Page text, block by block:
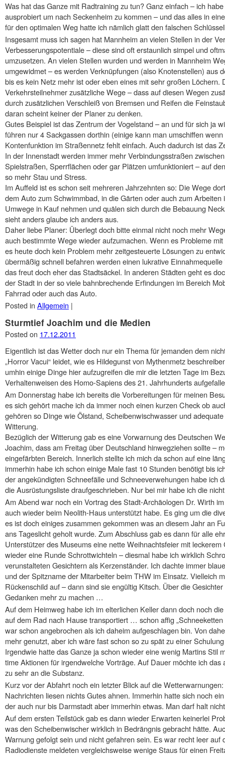
Was hat das Ganze mit Radtraining zu tun? Ganz einfach – ich
ausprobiert um nach Seckenheim zu kommen – und das alles in
für den optimalen Weg hatte ich nämlich glatt den falschen
Insgesamt muss ich sagen hat Mannheim an vielen Stellen in der
Verbesserungspotentiale – diese sind oft erstaunlich simpel und
umzusetzen. An vielen Stellen wurden und werden in Mannheim
umgewidmet – es werden Verknüpfungen (also Knotenstellen) aus
bis es kein Netz mehr ist oder eben eines mit sehr großen Löchern.
Verkehrsteilnehmer zusätzliche Wege – dass auf diesen Wegen
durch zusätzlichen Verschleiß von Bremsen und Reifen die
daran scheint keiner der Planer zu denken.
Gutes Beispiel ist das Zentrum der Vogelstand – an und für sich ja
führen nur 4 Sackgassen dorthin (einige kann man umschiffen
Kontenfunktion im Straßennetz fehlt einfach. Auch dadurch ist das
In der Innenstadt werden immer mehr Verbindungsstraßen
Spielstraßen, Sperrflächen oder gar Plätzen umfunktioniert – auf
so mehr Stau und Stress.
Im Auffeld ist es schon seit mehreren Jahrzehnten so: Die Wege
dem Auto zum Schwimmbad, in die Gärten oder auch zum
Umwege in Kauf nehmen und quälen sich durch die Bebauung
sieht anders glaube ich anders aus.
Daher liebe Planer: Überlegt doch bitte einmal nicht noch mehr
auch bestimmte Wege wieder aufzumachen. Wenn es Probleme
es heute doch kein Problem mehr zeitgesteuerte Lösungen zu
übermäßig schnell befahren werden einen lukrative
das freut doch eher das Stadtsäckel. In anderen Städten geht es
der Stadt in der so viele bahnbrechende Erfindungen im Bereich
Fahrrad oder auch das Auto.
Posted in Allgemein |
Sturmtief Joachim und die Medien
Posted on 17.12.2011
Eigentlich ist das Wetter doch nur ein Thema für jemanden dem
„Horror Vacui“ leidet, wie es Hildegunst von Mythenmetz
umhin einige Dinge hier aufzugreifen die mir die letzten Tage im
Verhaltenweisen des Homo-Sapiens des 21. Jahrhunderts
Am Donnerstag habe ich bereits die Vorbereitungen für meinen
es sich gehört mache ich da immer noch einen kurzen Check ob
gehören so Dinge wie Ölstand, Scheibenwischwasser und
Witterung.
Bezüglich der Witterung gab es eine Vorwarnung des Deutschen
Joachim, dass am Freitag über Deutschland hinwegziehen sollte –
eingefärbten Bereich. Innerlich stellte ich mich da schon auf eine
immerhin habe ich schon einige Male fast 10 Stunden benötigt bis
der angekündigten Schneefälle und Schneeverwehungen habe ich
die Ausrüstungsliste draufgeschrieben. Nur bei mir habe ich die
Am Abend war noch ein Vortrag des Stadt-Archäologen Dr. Wirth
auch wieder beim Neolith-Haus unterstützt habe. Es ging um die
es ist doch einiges zusammen gekommen was an diesem Jahr an
ans Tageslicht geholt wurde. Zum Abschluss gab es dann für alle
Unterstützer des Museums eine nette Weihnachtsfeier mit
wieder eine Runde Schrottwichteln – diesmal habe ich wirklich
verunstalteten Gesichtern als Kerzenständer. Ich dachte immer
und der Spitzname der Mitarbeiter beim THW im Einsatz. Vielleich
Rückenschild auf – dann sind sie engültig Kitsch. Über die
Gedanken mehr zu machen …
Auf dem Heimweg habe ich im elterlichen Keller dann doch noch
auf dem Rad nach Hause transportiert … schon affig
war schon angebrochen als ich daheim aufgeschlagen bin. Von
mehr genutzt, aber ich wäre fast schon so zu spät zu einer
Irgendwie hatte das Ganze ja schon wieder eine wenig Martins Stil
time Aktionen für irgendwelche Vorträge. Auf Dauer möchte ich
zu sehr an die Substanz.
Kurz vor der Abfahrt noch ein letzter Blick auf die
Nachrichten liesen nichts Gutes ahnen. Immerhin hatte sich noch
der auch nur bis Darmstadt aber immerhin etwas. Man darf halt
Auf dem ersten Teilstück gab es dann wieder Erwarten keinerlei
was den Scheibenwischer wirklich in Bedrängnis gebracht hätte.
Warnung gefolgt sein und nicht gefahren sein. Es war recht leer auf
Radiodienste meldeten vergleichsweise wenige Staus für einen